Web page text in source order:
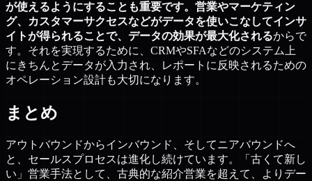
が使えるようにすることも重要です。営業やマーケティン
グ、カスタマーサクセスなどがデータを使いこなしてインサ
イトが得られることで、データの効果が最大化されるからで
す。それを実現するために、CRMやSFAなどのシステム上
にきちんとデータが入力され、レポートに反映されるための
オペレーション設計も大切になります。
まとめ
アウトバウンドからインバウンド、そしてニアバウンドへ
と、セールスプロセスは進化し続けています。「古くて新し
い」営業手法として、古典的な紹介営業を超えて、よりデー